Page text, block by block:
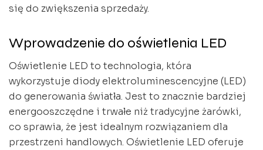
się do zwiększenia sprzedaży.
Wprowadzenie do oświetlenia LED
Oświetlenie LED to technologia, która
wykorzystuje diody elektroluminescencyjne (LED)
do generowania światła. Jest to znacznie bardziej
energooszczędne i trwałe niż tradycyjne żarówki,
co sprawia, że jest idealnym rozwiązaniem dla
przestrzeni handlowych. Oświetlenie LED oferuje